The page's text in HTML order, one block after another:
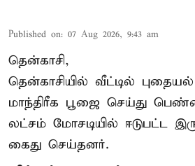
Published on: 07 Aug 2026, 9:43 am
தென்காசி,
தென்காசியில் வீட்டில் புதையல்
மாந்திரீக பூஜை செய்து
லட்சம் மோசடியில் ஈடுபட்ட
கைது செய்தனர்.